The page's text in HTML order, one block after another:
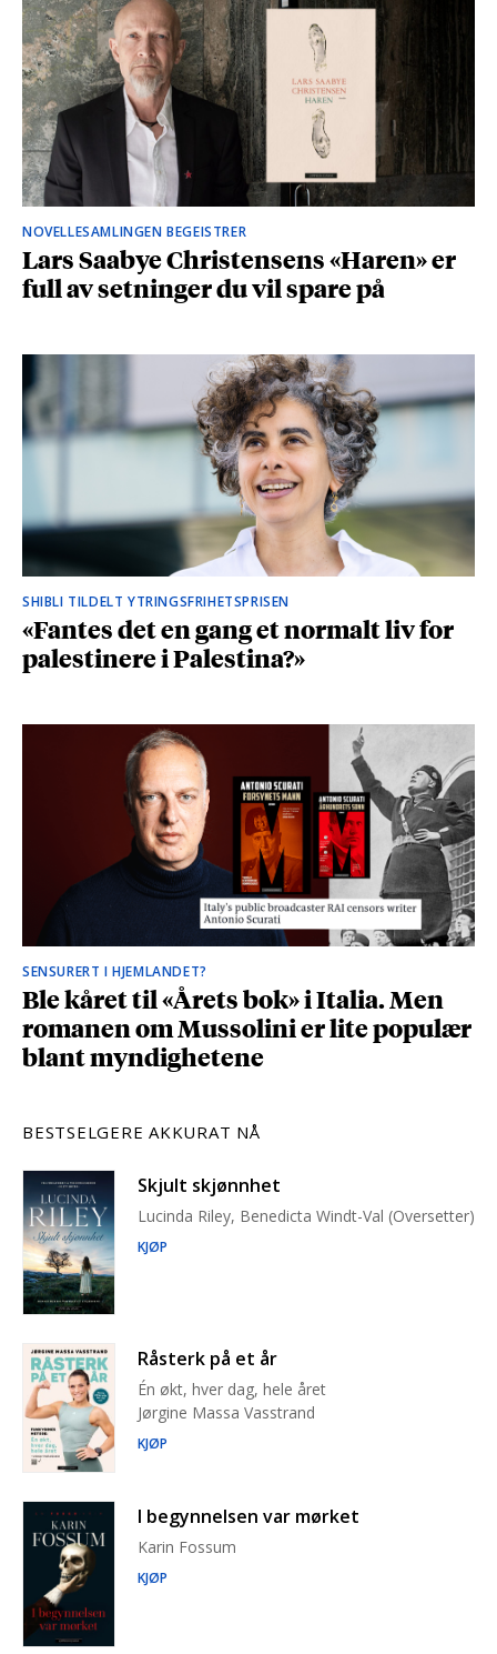
NOVELLESAMLINGEN BEGEISTRER
Lars Saabye Christensens «Haren» er
full av setninger du vil spare på
SHIBLI TILDELT YTRINGSFRIHETSPRISEN
«Fantes det en gang et normalt liv for
palestinere i Palestina?»
SENSURERT I HJEMLANDET?
Ble kåret til «Årets bok» i Italia. Men
romanen om Mussolini er lite populær
blant myndighetene
BESTSELGERE AKKURAT NÅ
Skjult skjønnhet
Lucinda Riley, Benedicta Windt-Val (Oversetter)
KJØP
Råsterk på et år
Én økt, hver dag, hele året
Jørgine Massa Vasstrand
KJØP
I begynnelsen var mørket
Karin Fossum
KJØP